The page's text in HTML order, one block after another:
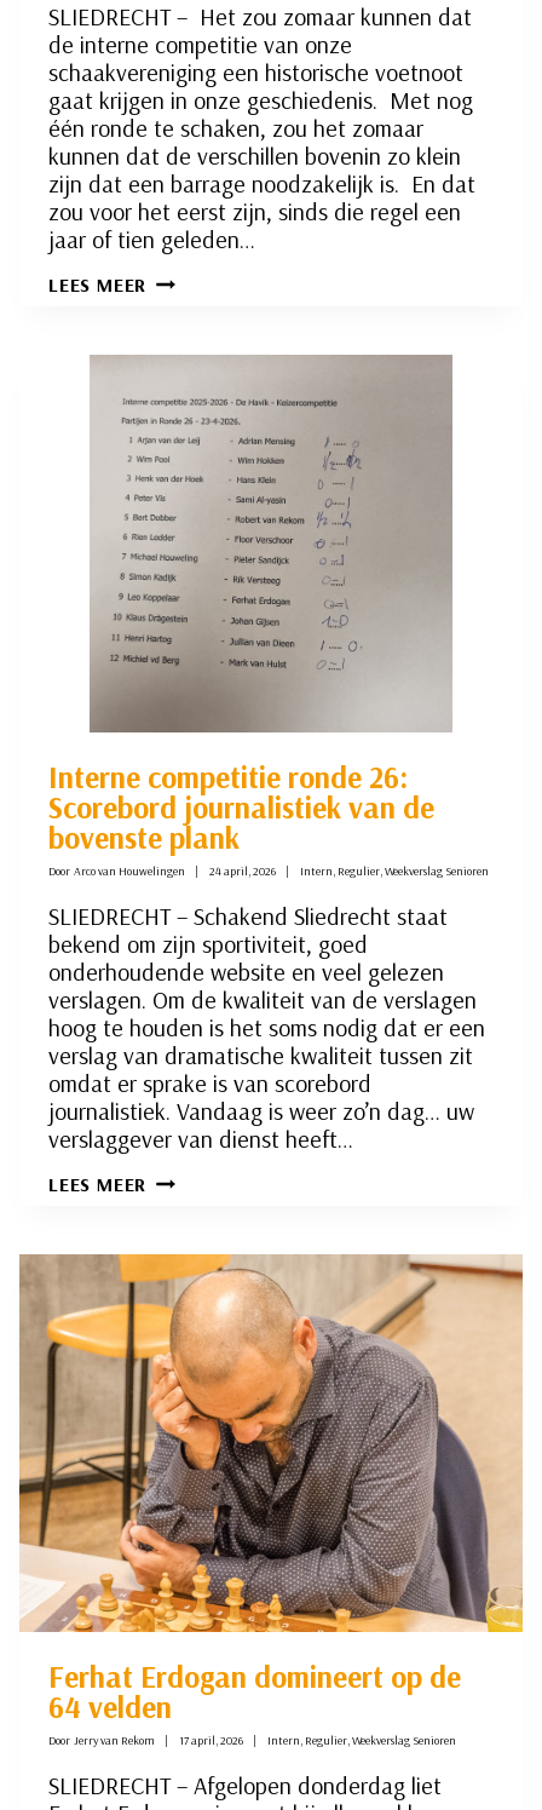
SLIEDRECHT – Het zou zomaar kunnen dat
de interne competitie van onze
schaakvereniging een historische voetnoot
gaat krijgen in onze geschiedenis. Met nog
één ronde te schaken, zou het zomaar
kunnen dat de verschillen bovenin zo klein
zijn dat een barrage noodzakelijk is. En dat
zou voor het eerst zijn, sinds die regel een
jaar of tien geleden…
LEES MEER SPEELRONDE
AANTOCHT?
Interne competitie ronde 26:
Scorebord journalistiek van de
bovenste plank
Door Arco van Houwelingen 24 april, 2026 Intern, Regulier,Weekverslag Senioren
SLIEDRECHT – Schakend Sliedrecht staat
bekend om zijn sportiviteit, goed
onderhoudende website en veel gelezen
verslagen. Om de kwaliteit van de verslagen
hoog te houden is het soms nodig dat er een
verslag van dramatische kwaliteit tussen zit
omdat er sprake is van scorebord
journalistiek. Vandaag is weer zo’n dag… uw
verslaggever van dienst heeft…
LEES MEER INTERNE
SCOREBORD
JOURNALISTIEK
VAN
DE
BOVENSTE
PLANK
Ferhat Erdogan domineert op de
64 velden
Door Jerry van Rekom 17 april, 2026 Intern, Regulier,Weekverslag Senioren
SLIEDRECHT – Afgelopen donderdag liet